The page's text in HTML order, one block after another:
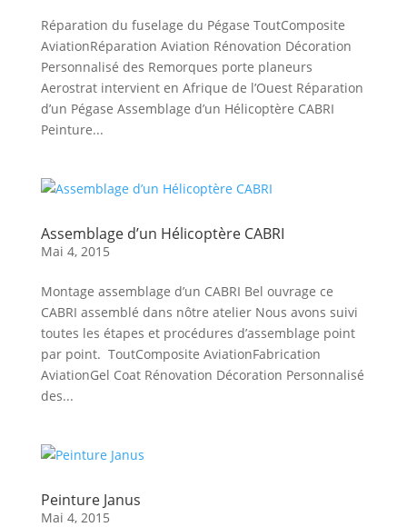
Réparation du fuselage du Pégase ToutComposite
AviationRéparation Aviation Rénovation Décoration
Personnalisé des Remorques porte planeurs
Aerostrat intervient en Afrique de l’Ouest Réparation
d’un Pégase Assemblage d’un Hélicoptère CABRI
Peinture...
Assemblage d’un Hélicoptère CABRI
Mai 4, 2015
Montage assemblage d’un CABRI Bel ouvrage ce
CABRI assemblé dans nôtre atelier Nous avons suivi
toutes les étapes et procédures d’assemblage point
par point. ToutComposite AviationFabrication
AviationGel Coat Rénovation Décoration Personnalisé
des...
Peinture Janus
Mai 4, 2015